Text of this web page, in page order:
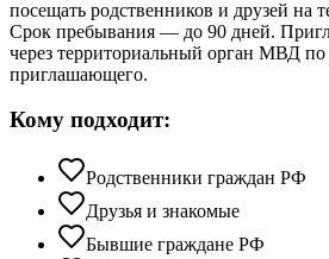
посещать родственников и друзей на
Срок пребывания — до 90 дней.
через территориальный орган МВД по
приглашающего.
Кому подходит:
Родственники граждан РФ
Друзья и знакомые
Бывшие граждане РФ